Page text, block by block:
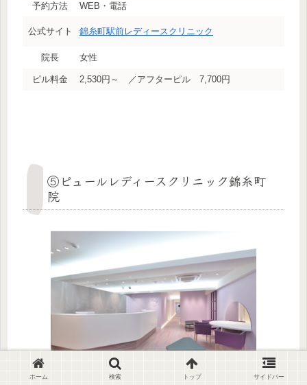
予約方法 WEB・電話
公式サイト 錦糸町駅前レディースクリニック
院長 女性
ピル料金 2,530円～ ／アフターピル 7,700円
⑤ピュールレディースクリニック錦糸町
院
ホーム 検索 トップ サイドバー